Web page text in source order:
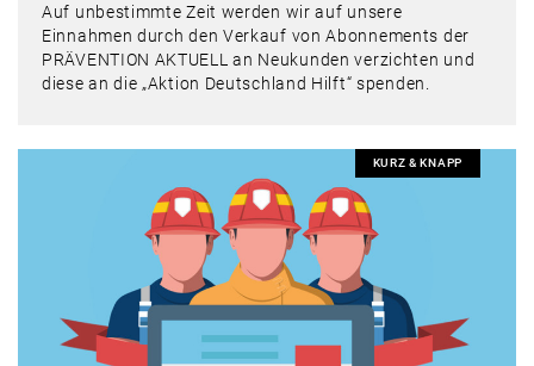
Auf unbestimmte Zeit werden wir auf unsere
Einnahmen durch den Verkauf von Abonnements der
PRÄVENTION AKTUELL an Neukunden verzichten und
diese an die „Aktion Deutschland Hilft“ spenden.
KURZ & KNAPP